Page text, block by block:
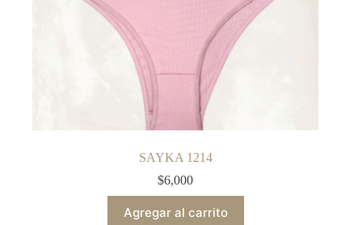
SAYKA 1214
$6,000
Agregar al carrito